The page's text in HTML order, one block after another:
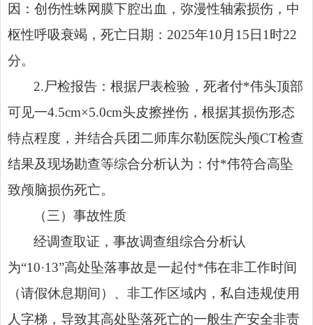
因：创伤性蛛网膜下腔出血，弥漫性轴索损伤，中
枢性呼吸衰竭，死亡日期：2025年10月15日1时22
分。
2.尸检报告：根据尸表检验，死者付*伟头顶部
可见一4.5cm×5.0cm头皮擦挫伤，根据其损伤形态
特点程度，并结合兵团二师库尔勒医院头颅CT检查
结果及现场勘查等综合分析认为：付*伟符合高坠
致颅脑损伤死亡。
（三）事故性质
经调查取证，事故调查组综合分析认
为“10·13”高处坠落事故是一起付*伟在非工作时间
（请假休息期间）、非工作区域内，私自违规使用
人字梯，导致其高处坠落死亡的一般生产安全非责